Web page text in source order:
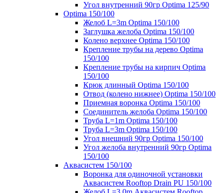
Угол внутренний 90гр Optima 125/90
Optima 150/100
Желоб L=3m Optima 150/100
Заглушка желоба Optima 150/100
Колено верхнее Optima 150/100
Крепление трубы на дерево Optima
150/100
Крепление трубы на кирпич Optima
150/100
Крюк длинный Optima 150/100
Отвод (колено нижнее) Optima 150/100
Приемная воронка Optima 150/100
Соединитель желоба Optima 150/100
Труба L=1m Optima 150/100
Труба L=3m Optima 150/100
Угол внешний 90гр Optima 150/100
Угол желоба внутренний 90гр Optima
150/100
Аквасистем 150/100
Воронка для одиночной установки
Аквасистем Rooftop Drain PU 150/100